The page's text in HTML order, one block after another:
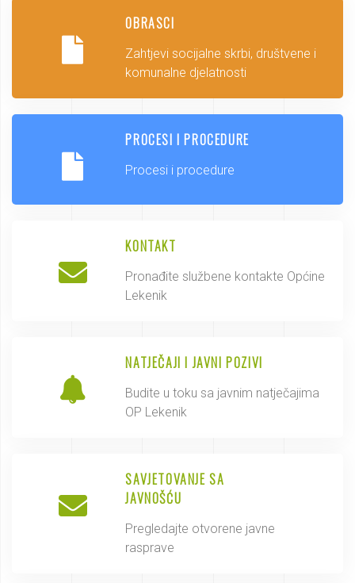
OBRASCI
Zahtjevi socijalne skrbi, društvene i
komunalne djelatnosti
PROCESI I PROCEDURE
Procesi i procedure
KONTAKT
Pronađite službene kontakte Općine
Lekenik
NATJEČAJI I JAVNI POZIVI
Budite u toku sa javnim natječajima
OP Lekenik
SAVJETOVANJE SA
JAVNOŠĆU
Pregledajte otvorene javne
rasprave